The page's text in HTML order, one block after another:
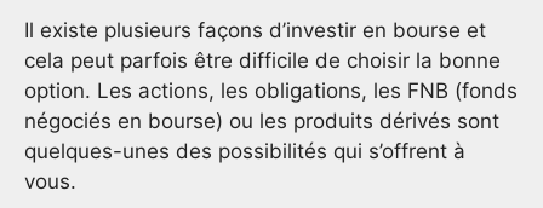
Il existe plusieurs façons d’investir en bourse et
cela peut parfois être difficile de choisir la bonne
option. Les actions, les obligations, les FNB (fonds
négociés en bourse) ou les produits dérivés sont
quelques-unes des possibilités qui s’offrent à
vous.